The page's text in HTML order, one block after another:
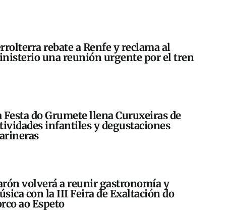
rebate a Renfe y reclama al
una reunión urgente por el tren
Festa do Grumete llena Curuxeiras de
infantiles y degustaciones
volverá a reunir gastronomía y
con la III Feira de Exaltación do
ao Espeto